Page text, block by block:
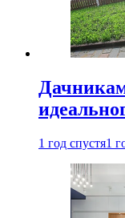
1 год спустя1